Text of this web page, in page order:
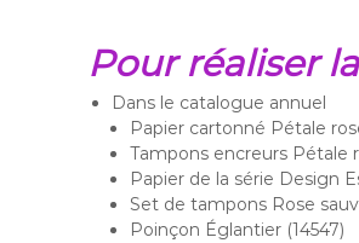
Pour réaliser
Dans le catalogue annuel
Papier cartonné Pétale
Tampons encreurs Pétale
Papier de la série Design
Set de tampons Rose
Poinçon Églantier (14547)